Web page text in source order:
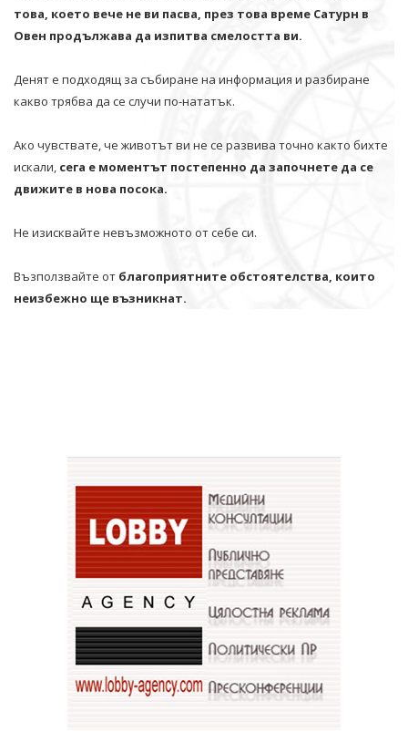
това, което вече не ви пасва, през това време Сатурн в
Овен продължава да изпитва смелостта ви.
Денят е подходящ за събиране на информация и разбиране
какво трябва да се случи по-нататък.
Ако чувствате, че животът ви не се развива точно както бихте
искали, сега е моментът постепенно да започнете да се
движите в нова посока.
Не изисквайте невъзможното от себе си.
Възползвайте от благоприятните обстоятелства, които
неизбежно ще възникнат.